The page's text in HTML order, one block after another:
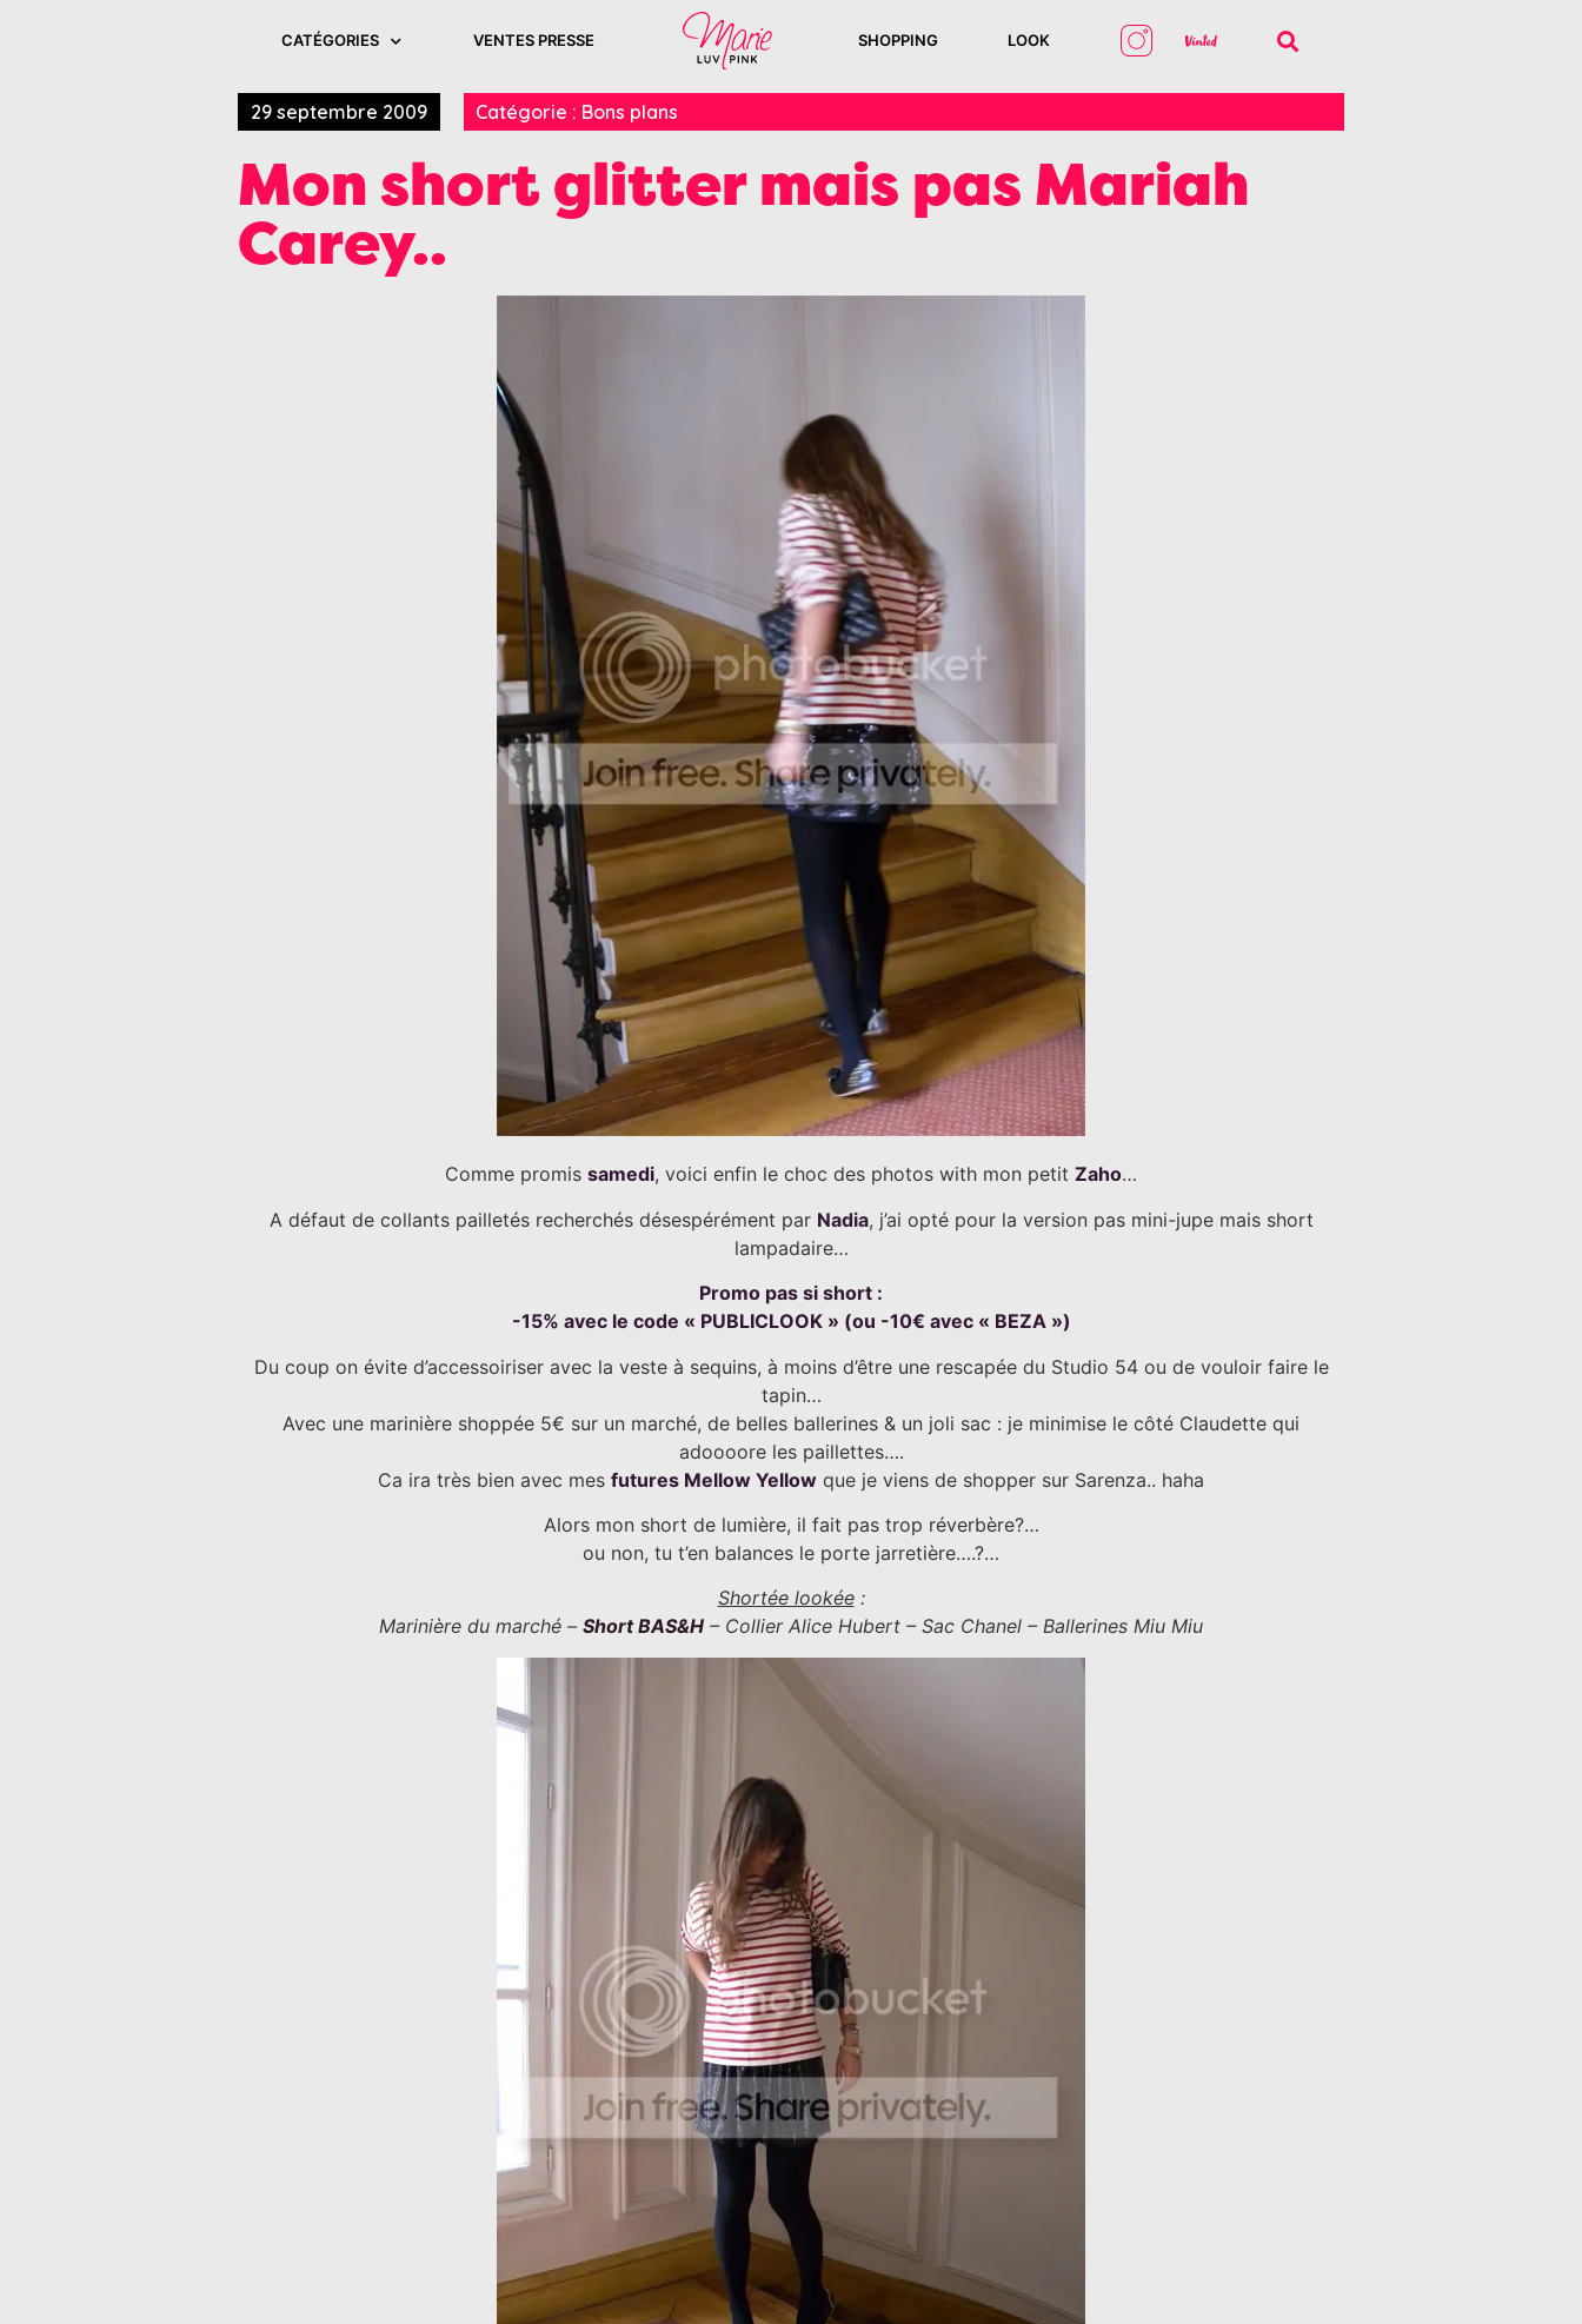
CATÉGORIES VENTES PRESSE SHOPPING LOOK
29 septembre 2009 Catégorie : Bons plans
Mon short glitter mais pas Mariah
Carey..
Comme promis samedi, voici enfin le choc des photos with mon petit Zaho…
A défaut de collants pailletés recherchés désespérément par Nadia, j’ai opté pour la version pas mini-jupe mais short
lampadaire…
Promo pas si short :
-15% avec le code « PUBLICLOOK » (ou -10€ avec « BEZA »)
Du coup on évite d’accessoiriser avec la veste à sequins, à moins d’être une rescapée du Studio 54 ou de vouloir faire le
tapin…
Avec une marinière shoppée 5€ sur un marché, de belles ballerines & un joli sac : je minimise le côté Claudette qui
adoooore les paillettes….
Ca ira très bien avec mes futures Mellow Yellow que je viens de shopper sur Sarenza.. haha
Alors mon short de lumière, il fait pas trop réverbère?…
ou non, tu t’en balances le porte jarretière….?…
Shortée lookée:
Marinière du marché – Short BAS&H – Collier Alice Hubert – Sac Chanel – Ballerines Miu Miu